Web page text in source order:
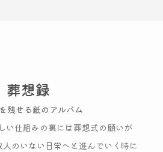
葬想録
残せる紙のアルバム
い仕組みの裏には葬想式の願いが
人のいない日常へと 進んでいく時に